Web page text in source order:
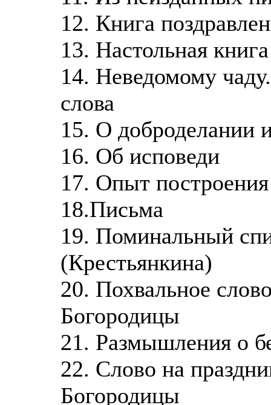
12. Книга
13. Настольная
14. Неведомому
слова
15. О доброделании
16. Об исповеди
17. Опыт
18.Письма
19. Поминальный
(Крестьянкина)
20. Похвальное
Богородицы
21. Размышления о
22. Слово на
Богородицы